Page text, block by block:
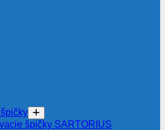
špičky SARTORIUS